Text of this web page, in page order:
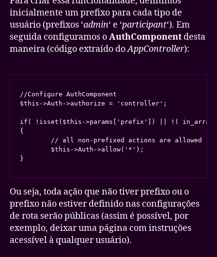
inicialmente um prefixo para cada tipo de
usuário (prefixos ‘admin‘ e ‘participant‘). Em
seguida configuramos oAuthComponent desta
maneira (código extraído doAppController):
//Configure AuthComponent
$this->Auth->authorize = 'controller';
if( !isset($this->params['prefix']) || !(
{
Ou seja, toda ação que não tiver prefixo ou o
prefixo não estiver definido nas configurações
de rota serão públicas (assim é possível, por
exemplo, deixar uma página com instruções
acessível à qualquer usuário).